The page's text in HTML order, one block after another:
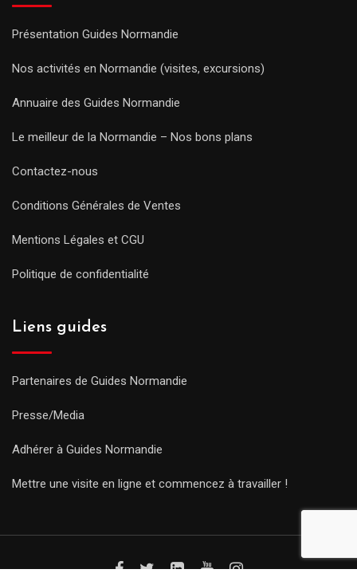
Présentation Guides Normandie
Nos activités en Normandie (visites, excursions)
Annuaire des Guides Normandie
Le meilleur de la Normandie – Nos bons plans
Contactez-nous
Conditions Générales de Ventes
Mentions Légales et CGU
Politique de confidentialité
Liens guides
Partenaires de Guides Normandie
Presse/Media
Adhérer à Guides Normandie
Mettre une visite en ligne et commencez à travailler !